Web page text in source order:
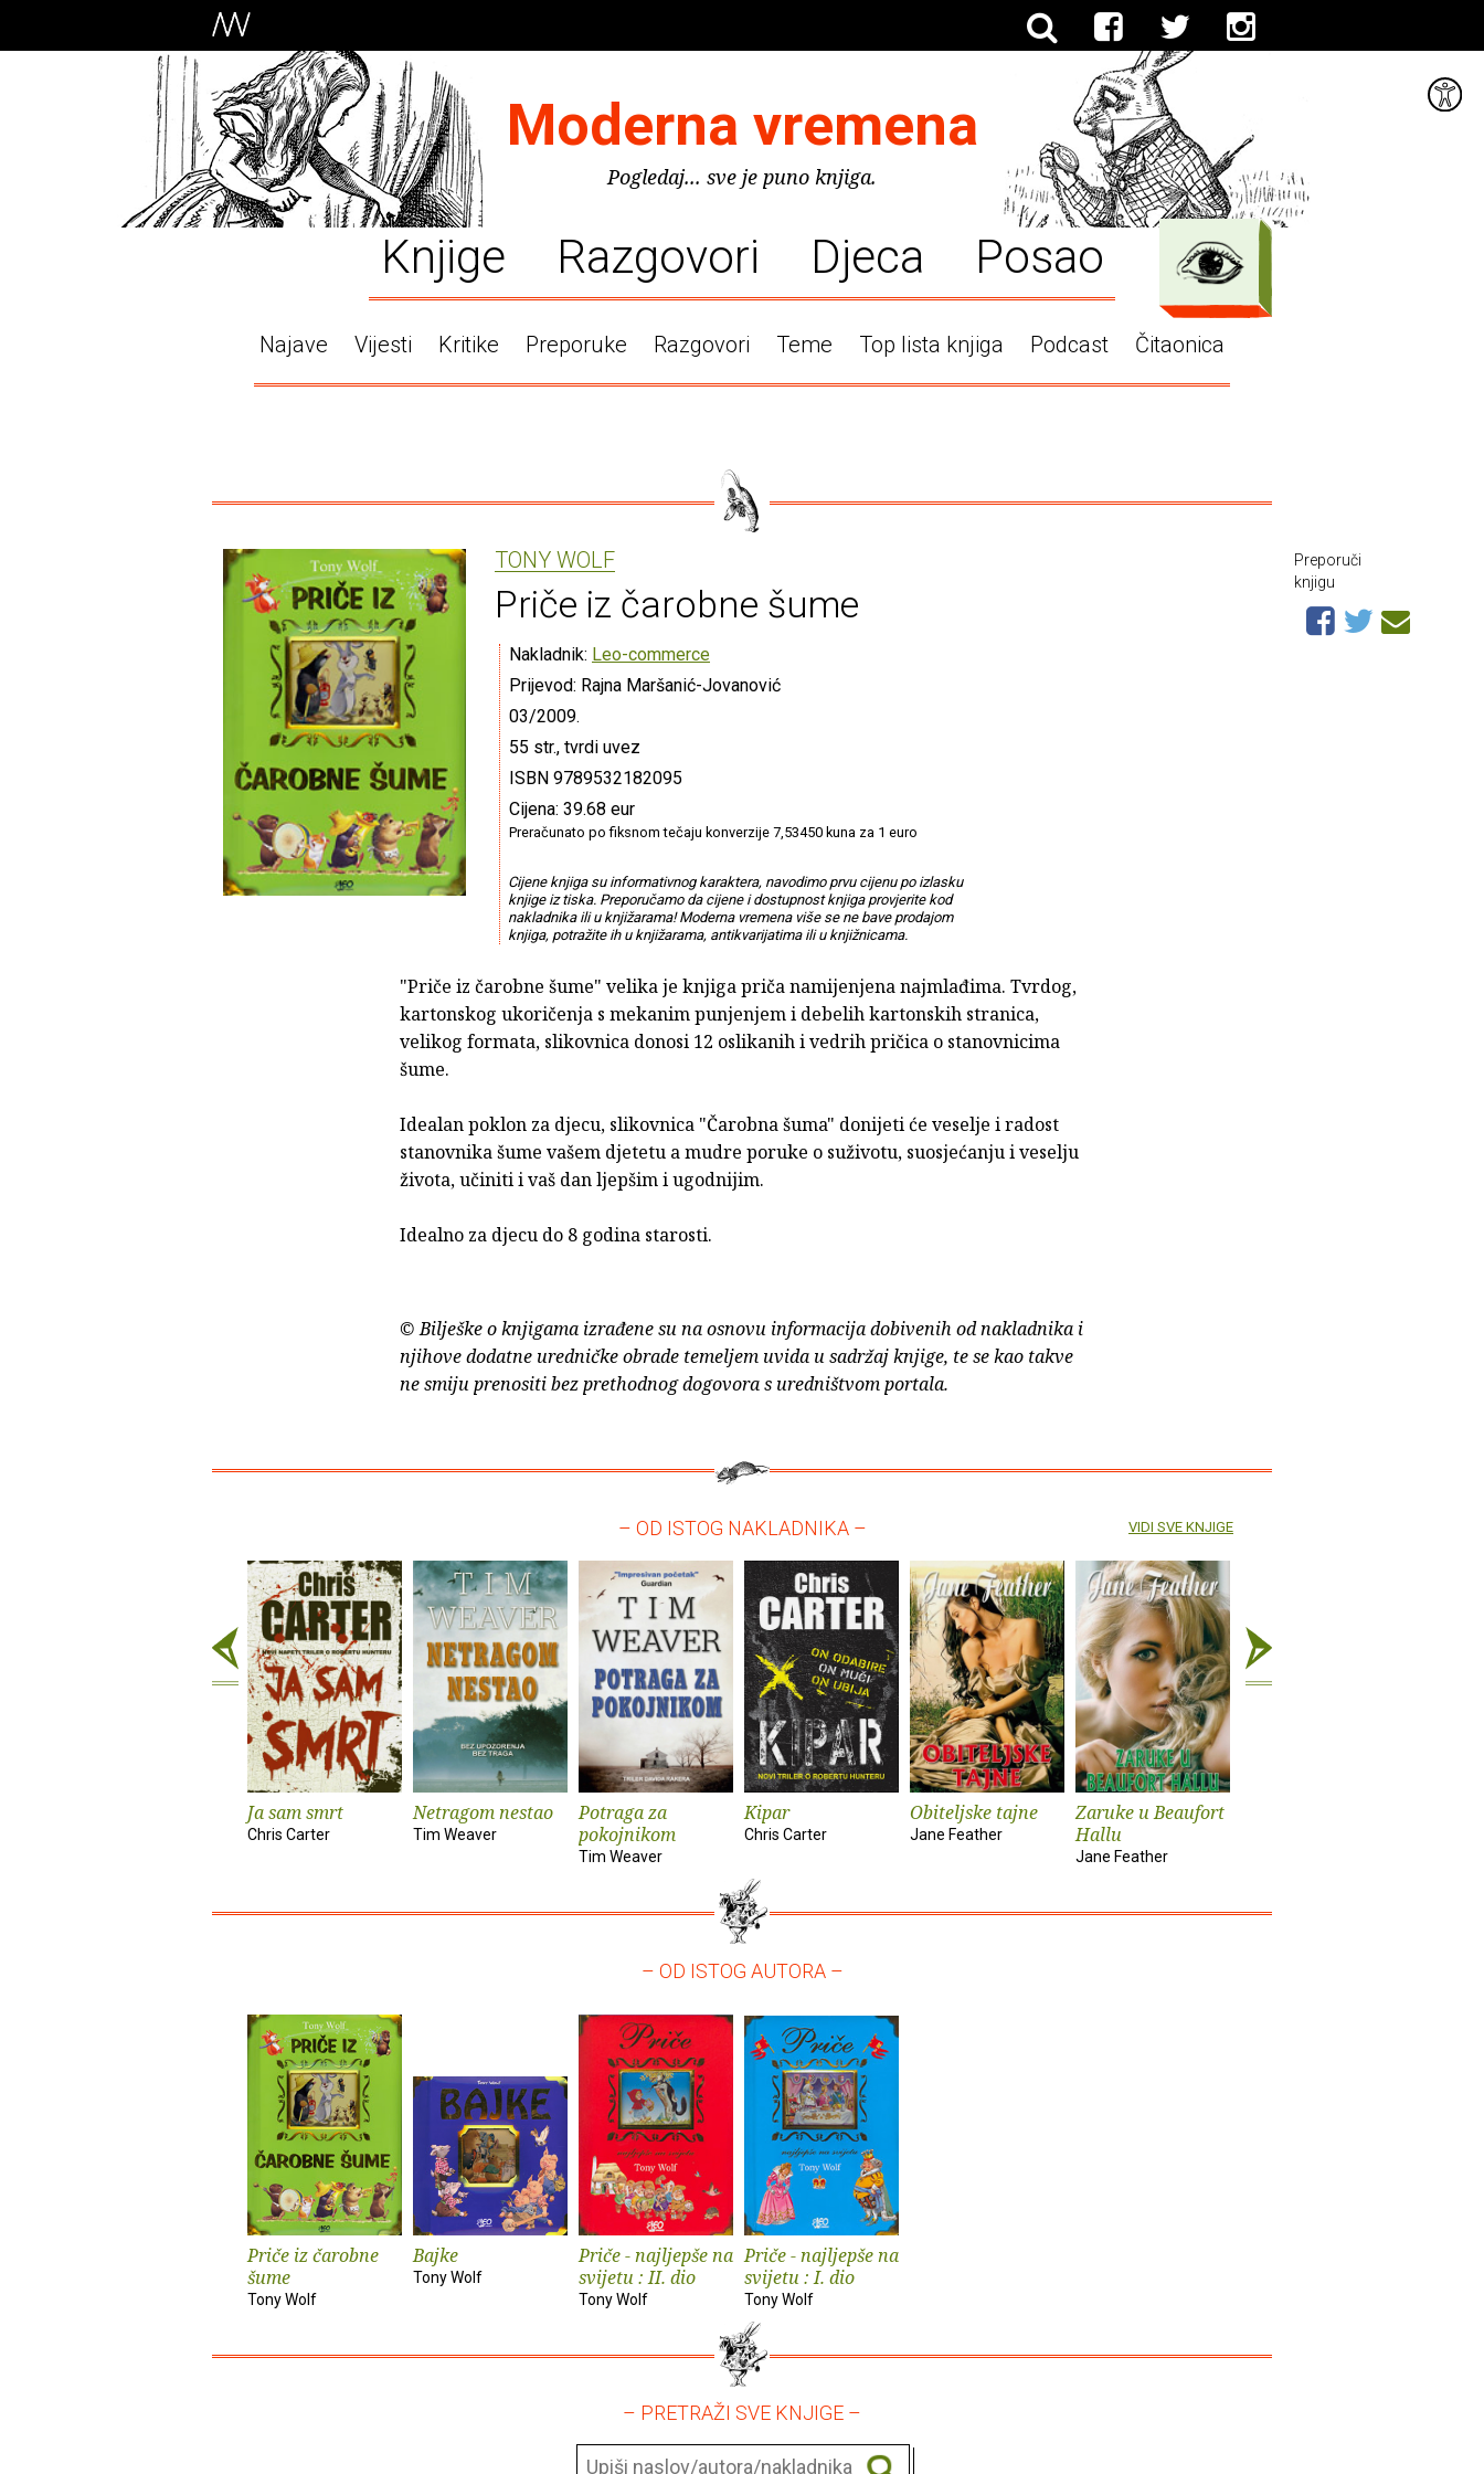
Moderna vremena
Pogledaj... sve je puno knjiga.
Knjige Razgovori Djeca Posao
Najave Vijesti Kritike Preporuke Razgovori Teme Top lista knjiga Podcast Čitaonica
TONY WOLF
Priče iz čarobne šume
Nakladnik: Leo-commerce
Prijevod: Rajna Maršanić-Jovanović
03/2009.
55 str., tvrdi uvez
ISBN 9789532182095
Cijena: 39.68 eur
Preračunato po fiksnom tečaju konverzije 7,53450 kuna za 1 euro
Cijene knjiga su informativnog karaktera, navodimo prvu cijenu po izlasku
knjige iz tiska. Preporučamo da cijene i dostupnost knjiga provjerite kod
nakladnika ili u knjižarama! Moderna vremena više se ne bave prodajom
knjiga, potražite ih u knjižarama, antikvarijatima ili u knjižnicama.
"Priče iz čarobne šume" velika je knjiga priča namijenjena najmlađima. Tvrdog,
kartonskog ukoričenja s mekanim punjenjem i debelih kartonskih stranica,
velikog formata, slikovnica donosi 12 oslikanih i vedrih pričica o stanovnicima
šume.
Idealan poklon za djecu, slikovnica "Čarobna šuma" donijeti će veselje i radost
stanovnika šume vašem djetetu a mudre poruke o suživotu, suosjećanju i veselju
života, učiniti i vaš dan ljepšim i ugodnijim.
Idealno za djecu do 8 godina starosti.
© Bilješke o knjigama izrađene su na osnovu informacija dobivenih od nakladnika i
njihove dodatne uredničke obrade temeljem uvida u sadržaj knjige, te se kao takve
ne smiju prenositi bez prethodnog dogovora s uredništvom portala.
Preporuči
knjigu
– OD ISTOG NAKLADNIKA –
Ja sam smrt
Chris Carter
Netragom nestao
Tim Weaver
Potraga za
pokojnikom
Tim Weaver
Kipar
Chris Carter
Obiteljske tajne
Jane Feather
Zaruke u Beaufort
Hallu
Jane Feather
VIDI SVE KNJIGE
– OD ISTOG AUTORA –
Priče iz čarobne
šume
Tony Wolf
Bajke
Tony Wolf
Priče - najljepše na
svijetu : II. dio
Tony Wolf
Priče - najljepše na
svijetu : I. dio
Tony Wolf
– PRETRAŽI SVE KNJIGE –